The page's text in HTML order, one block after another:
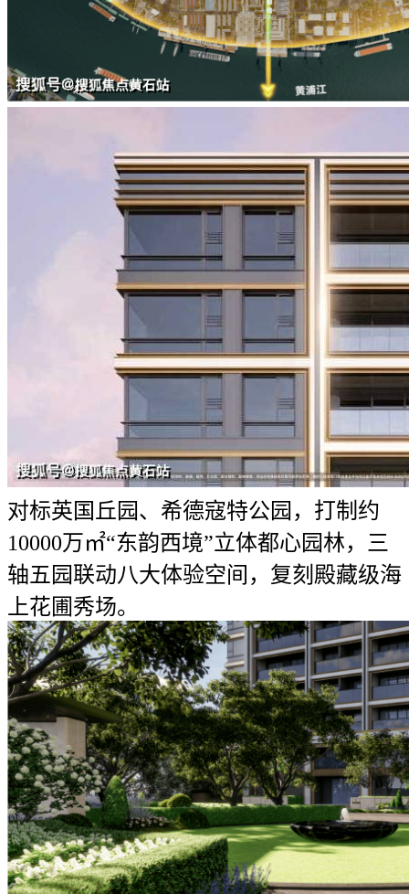
对标英国丘园、希德寇特公园，打制约
10000万㎡“东韵西境”立体都心园林，三
轴五园联动八大体验空间，复刻殿藏级海
上花圃秀场。